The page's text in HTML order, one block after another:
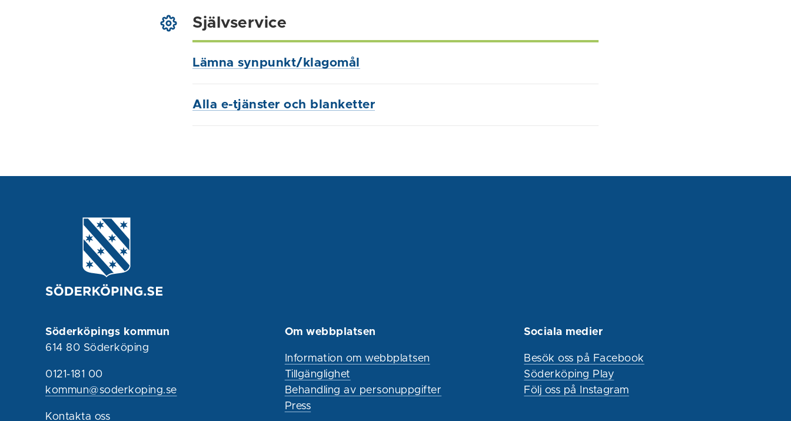
Självservice
Lämna synpunkt/klagomål
Alla e-tjänster och blanketter
Söderköpings kommun
614 80 Söderköping
0121-181 00
kommun@soderkoping.se
Kontakta oss
Om webbplatsen
Information om webbplatsen
Tillgänglighet
Behandling av personuppgifter
Press
Sociala medier
Besök oss på Facebook
Söderköping Play
Följ oss på Instagram